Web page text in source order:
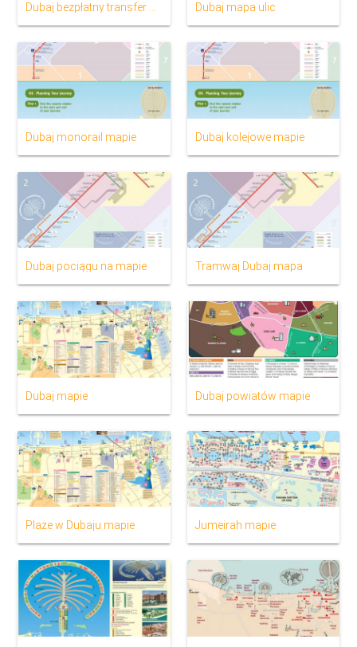
Dubaj mapa ulic
Dubaj monorail mapie Dubaj kolejowe mapie
Dubaj pociągu na mapie Tramwaj Dubaj mapa
Dubaj mapie Dubaj powiatów mapie
Plaże w Dubaju mapie Jumeirah mapie